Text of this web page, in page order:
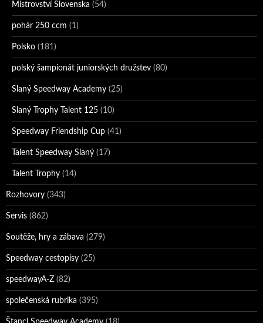
Mistrovství Slovenska (54)
pohár 250 ccm (1)
Polsko (181)
polský šampionát juniorských družstev (80)
Slaný Speedway Academy (25)
Slaný Trophy Talent 125 (10)
Speedway Friendship Cup (41)
Talent Speedway Slaný (17)
Talent Trophy (14)
Rozhovory (343)
Servis (862)
Soutěže, hry a zábava (279)
Speedway cestopisy (25)
speedwayA-Z (82)
společenská rubrika (395)